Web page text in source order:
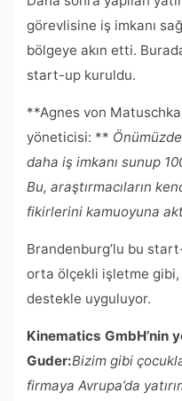
görevlisine iş imkanı
bölgeye akın etti.
start-up kuruldu.
**Agnes von
yöneticisi: **
daha iş imkanı sunup
Bu, araştırmacıların
fikirlerini kamuoyuna
Brandenburg’lu bu
orta ölçekli işletme gibi,
destekle uyguluyor.
Kinematics GmbH’nin
Guder:Bizim gibi
firmaya Avrupa’da